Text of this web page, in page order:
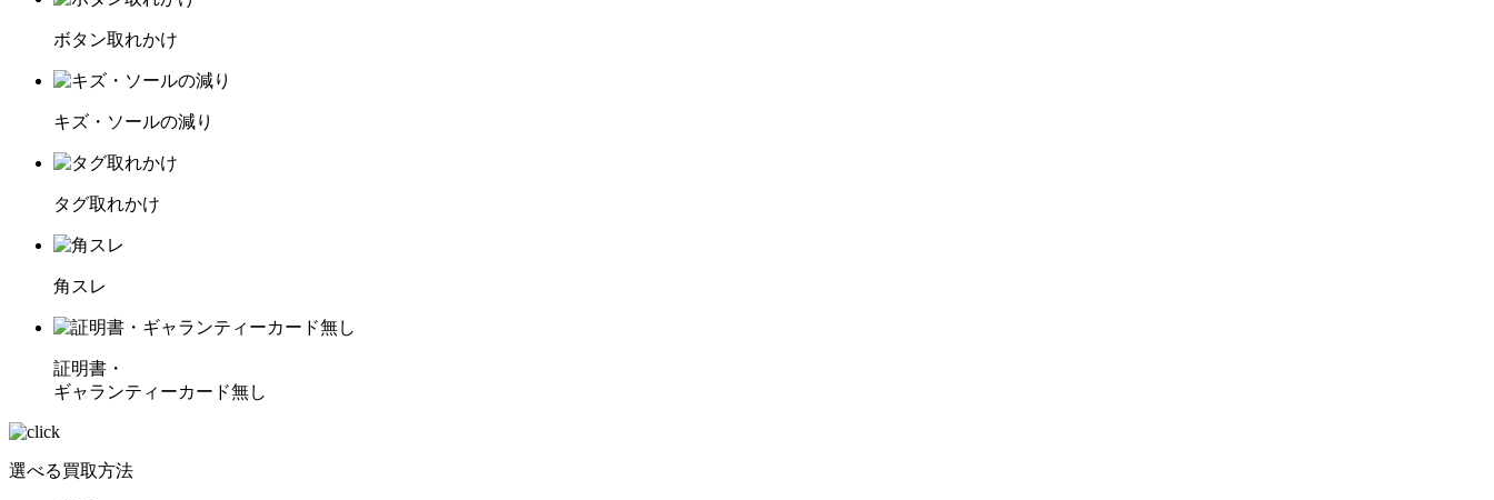
ボタン取れかけ
キズ・ソールの減り
タグ取れかけ
角スレ
証明書・
ギャランティーカード無し
選べる買取方法